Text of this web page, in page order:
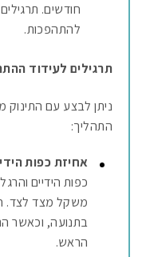
חודשים.
להתהפכות.
תרגילים לעידוד
ניתן לבצע עם התינוק
התהליך:
אחיזת כפות
כפות הידיים
משקל מצד לצד.
בתנועה, וכאשר
הראש.